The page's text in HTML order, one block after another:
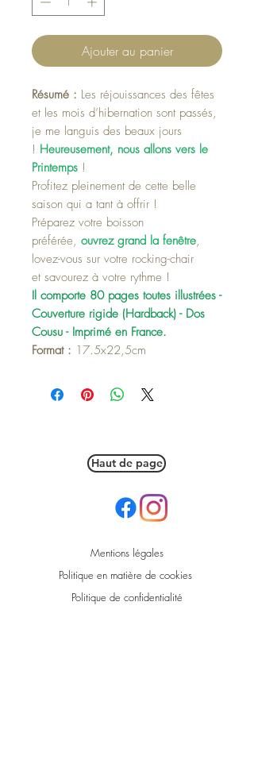
Ajouter au panier
Résumé : Les réjouissances des fêtes
et les mois d’hibernation sont passés,
je me languis des beaux jours
! Heureusement, nous allons vers le
Printemps !
Profitez pleinement de cette belle
saison qui a tant à offrir !
Préparez votre boisson
préférée, ouvrez grand la fenêtre,
lovez-vous sur votre rocking-chair
et savourez à votre rythme !
Il comporte 80 pages toutes illustrées -
Couverture rigide (Hardback) - Dos
Cousu - Imprimé en France.
Format : 17.5x22,5cm
Haut de page
Mentions légales
Politique en matière de cookies
Politique de confidentialité